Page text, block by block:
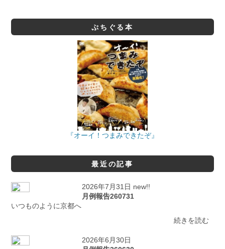
ぷちぐる本
『オーイ！つまみできたぞ』
最近の記事
2026年7月31日 new!!
月例報告260731
いつものように京都へ
続きを読む
2026年6月30日